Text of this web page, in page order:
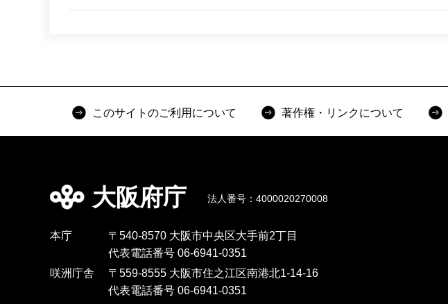
このサイトのご利用について 著作権・リンクについて
大阪府庁 法人番号：4000020270008
本庁
〒540-8570 大阪市中央区大手前2丁目
代表電話番号 06-6941-0351
咲洲庁舎
〒559-8555 大阪市住之江区南港北1-14-16
代表電話番号 06-6941-0351